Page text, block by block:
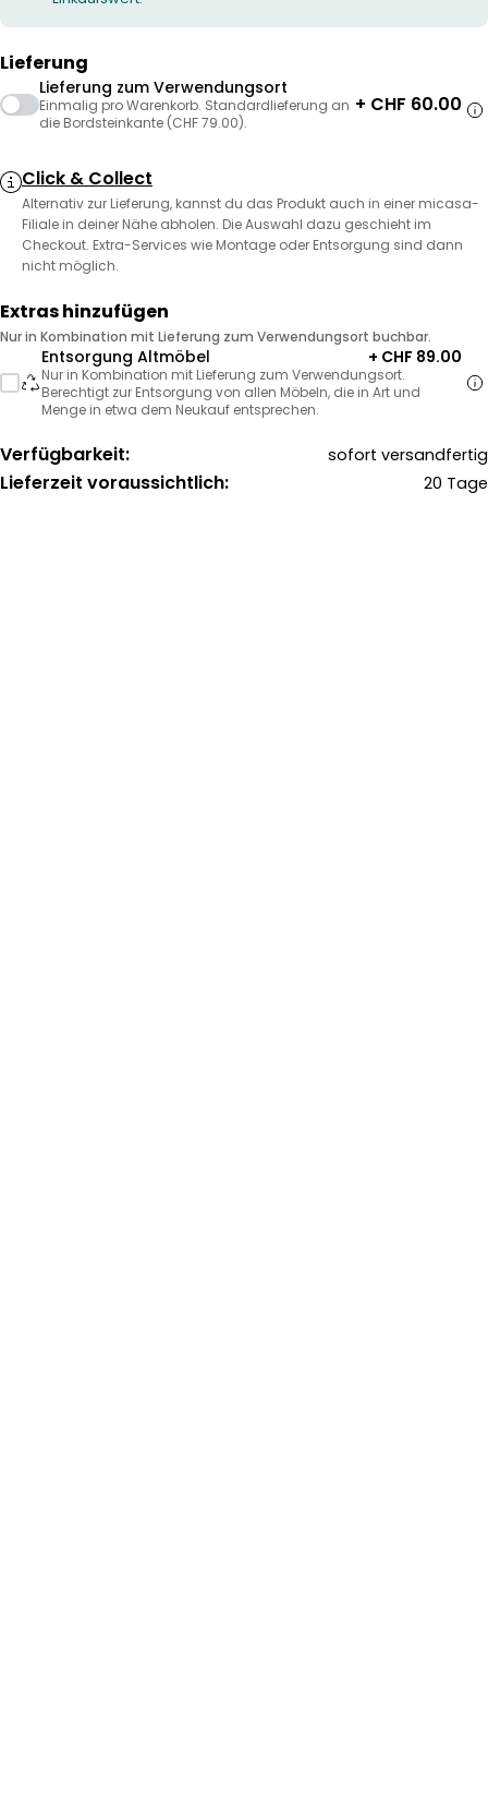
Lieferung
Lieferung zum Verwendungsort
Einmalig pro Warenkorb. Standardlieferung an
die Bordsteinkante (CHF 79.00).
+ CHF 60.00
Click & Collect
Alternativ zur Lieferung, kannst du das Produkt auch in einer micasa-
Filiale in deiner Nähe abholen. Die Auswahl dazu geschieht im
Checkout. Extra-Services wie Montage oder Entsorgung sind dann
nicht möglich.
Extras hinzufügen
Nur in Kombination mit Lieferung zum Verwendungsort buchbar.
Entsorgung Altmöbel + CHF 89.00
Nur in Kombination mit Lieferung zum Verwendungsort.
Berechtigt zur Entsorgung von allen Möbeln, die in Art und
Menge in etwa dem Neukauf entsprechen.
Verfügbarkeit: sofort versandfertig
Lieferzeit voraussichtlich: 20 Tage